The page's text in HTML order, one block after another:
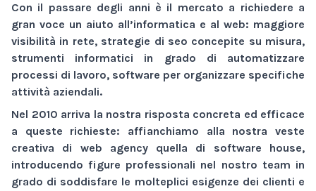
Con il passare degli anni è il mercato a richiedere a
gran voce un aiuto all’informatica e al web: maggiore
visibilità in rete, strategie di seo concepite su misura,
strumenti informatici in grado di automatizzare
processi di lavoro, software per organizzare specifiche
attività aziendali.
Nel 2010 arriva la nostra risposta concreta ed efficace
a queste richieste: affianchiamo alla nostra veste
creativa di web agencyquella di software house,
introducendo figure professionali nel nostro team in
grado di soddisfare le molteplici esigenze dei clienti e